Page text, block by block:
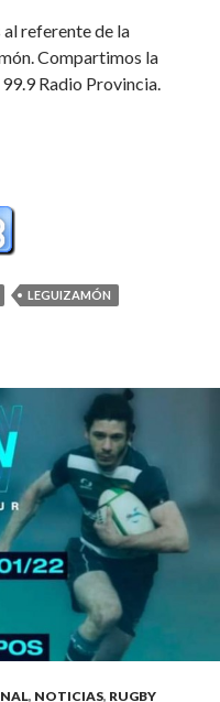
referente de la
Compartimos la
Radio Provincia.
LEGUIZAMÓN
, NOTICIAS, RUGBY